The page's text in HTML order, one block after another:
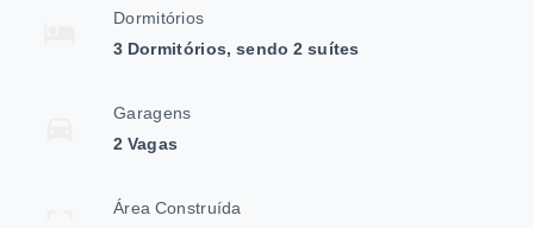
Dormitórios
3 Dormitórios, sendo 2 suítes
Garagens
2 Vagas
Área Construída